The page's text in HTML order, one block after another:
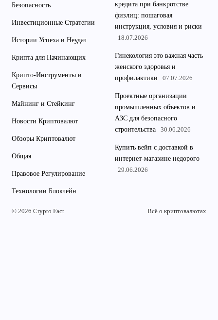
Безопасность
Инвестиционные Стратегии
Истории Успеха и Неудач
Крипта для Начинающих
Крипто-Инструменты и
Сервисы
Майнинг и Стейкинг
Новости Криптовалют
Обзоры Криптовалют
Общая
Правовое Регулирование
Технологии Блокчейн
кредита при банкротстве
физлиц: пошаговая
инструкция, условия и риски
18.07.2026
Гинекология это важная часть
женского здоровья и
профилактики
07.07.2026
Проектные организации
промышленных объектов и
АЗС для безопасного
строительства
30.06.2026
Купить вейп с доставкой в
интернет-магазине недорого
29.06.2026
© 2026 Crypto Fact Всё о криптовалютах